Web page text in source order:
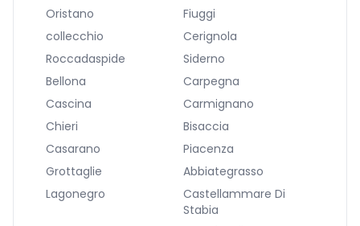
Oristano
Fiuggi
collecchio
Cerignola
Roccadaspide
Siderno
Bellona
Carpegna
Cascina
Carmignano
Chieri
Bisaccia
Casarano
Piacenza
Grottaglie
Abbiategrasso
Lagonegro
Castellammare Di
Stabia